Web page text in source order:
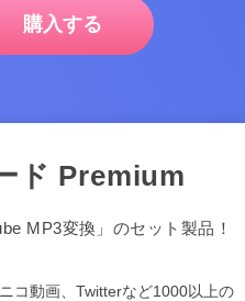
購入する
ド Premium
MP3変換」のセット製品！
コ動画、Twitterなど1000以上の